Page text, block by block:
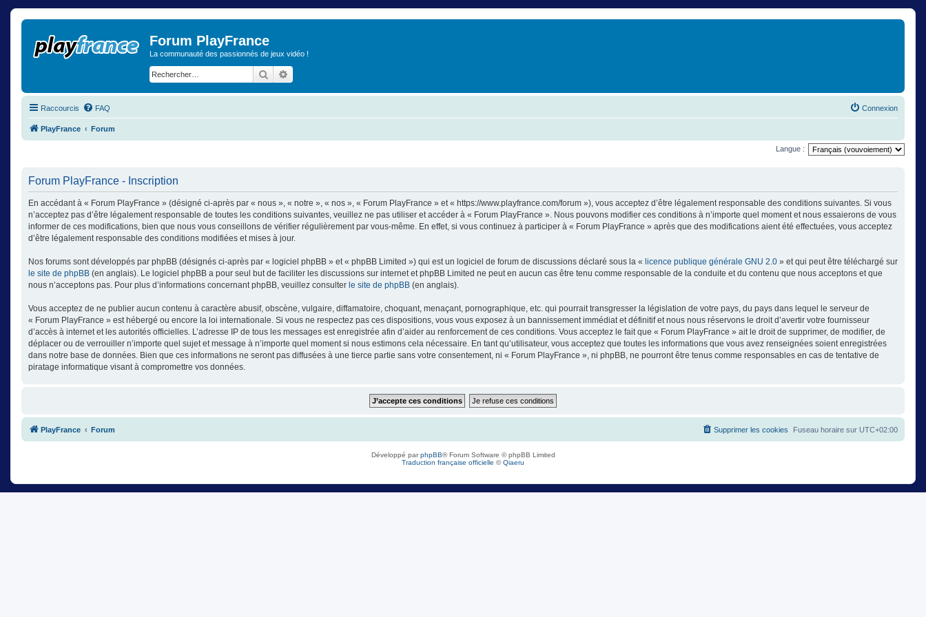
Forum PlayFrance
La communauté des passionnés de jeux vidéo !
Rechercher
Raccourcis FAQ Connexion
PlayFrance Forum
Langue :
Forum PlayFrance - Inscription
En accédant à « Forum PlayFrance » (désigné ci-après par « nous », « notre », « nos », « Forum PlayFrance » et « https://www.playfrance.com/forum »), vous acceptez d’être légalement responsable des conditions suivantes. Si vous
n’acceptez pas d’être légalement responsable de toutes les conditions suivantes, veuillez ne pas utiliser et accéder à « Forum PlayFrance ». Nous pouvons modifier ces conditions à n’importe quel moment et nous essaierons de vous
informer de ces modifications, bien que nous vous conseillons de vérifier régulièrement par vous-même. En effet, si vous continuez à participer à « Forum PlayFrance » après que des modifications aient été effectuées, vous acceptez
d’être légalement responsable des conditions modifiées et mises à jour.
Nos forums sont développés par phpBB (désignés ci-après par « logiciel phpBB » et « phpBB Limited ») qui est un logiciel de forum de discussions déclaré sous la « licence publique générale GNU 2.0 » et qui peut être téléchargé sur
le site de phpBB (en anglais). Le logiciel phpBB a pour seul but de faciliter les discussions sur internet et phpBB Limited ne peut en aucun cas être tenu comme responsable de la conduite et du contenu que nous acceptons et que
nous n’acceptons pas. Pour plus d’informations concernant phpBB, veuillez consulter le site de phpBB (en anglais).
Vous acceptez de ne publier aucun contenu à caractère abusif, obscène, vulgaire, diffamatoire, choquant, menaçant, pornographique, etc. qui pourrait transgresser la législation de votre pays, du pays dans lequel le serveur de
« Forum PlayFrance » est hébergé ou encore la loi internationale. Si vous ne respectez pas ces dispositions, vous vous exposez à un bannissement immédiat et définitif et nous nous réservons le droit d’avertir votre fournisseur
d’accès à internet et les autorités officielles. L’adresse IP de tous les messages est enregistrée afin d’aider au renforcement de ces conditions. Vous acceptez le fait que « Forum PlayFrance » ait le droit de supprimer, de modifier, de
déplacer ou de verrouiller n’importe quel sujet et message à n’importe quel moment si nous estimons cela nécessaire. En tant qu’utilisateur, vous acceptez que toutes les informations que vous avez renseignées soient enregistrées
dans notre base de données. Bien que ces informations ne seront pas diffusées à une tierce partie sans votre consentement, ni « Forum PlayFrance », ni phpBB, ne pourront être tenus comme responsables en cas de tentative de
piratage informatique visant à compromettre vos données.
PlayFrance Forum Fuseau horaire sur UTC+02:00
Supprimer les cookies
Développé parphpBB® Forum Software © phpBB Limited
Traduction française officielle ©Qiaeru